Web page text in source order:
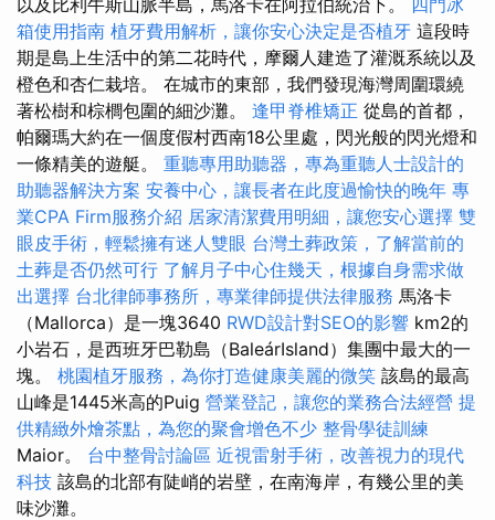
以及比利牛斯山脈半島，馬洛卡在阿拉伯統治下。 四門冰
箱使用指南 植牙費用解析，讓你安心決定是否植牙 這段時
期是島上生活中的第二花時代，摩爾人建造了灌溉系統以及
橙色和杏仁栽培。 在城市的東部，我們發現海灣周圍環繞
著松樹和棕櫚包圍的細沙灘。 逢甲脊椎矯正 從島的首都，
帕爾瑪大約在一個度假村西南18公里處，閃光般的閃光燈和
一條精美的遊艇。 重聽專用助聽器，專為重聽人士設計的
助聽器解決方案 安養中心，讓長者在此度過愉快的晚年 專
業CPA Firm服務介紹 居家清潔費用明細，讓您安心選擇 雙
眼皮手術，輕鬆擁有迷人雙眼 台灣土葬政策，了解當前的
土葬是否仍然可行 了解月子中心住幾天，根據自身需求做
出選擇 台北律師事務所，專業律師提供法律服務 馬洛卡
（Mallorca）是一塊3640 RWD設計對SEO的影響 km2的
小岩石，是西班牙巴勒島（BaleárIsland）集團中最大的一
塊。 桃園植牙服務，為你打造健康美麗的微笑 該島的最高
山峰是1445米高的Puig 營業登記，讓您的業務合法經營 提
供精緻外燴茶點，為您的聚會增色不少 整骨學徒訓練
Maior。 台中整骨討論區 近視雷射手術，改善視力的現代
科技 該島的北部有陡峭的岩壁，在南海岸，有幾公里的美
味沙灘。